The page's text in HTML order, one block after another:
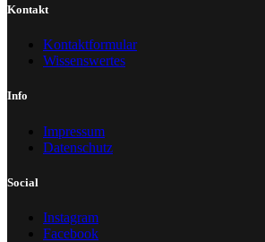
Kontakt
Kontaktformular
Wissenswertes
Info
Impressum
Datenschutz
Social
Instagram
Facebook